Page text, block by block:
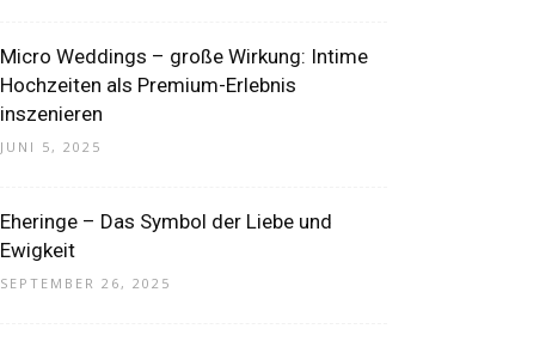
Micro Weddings – große Wirkung: Intime
Hochzeiten als Premium-Erlebnis
inszenieren
JUNI 5, 2025
Eheringe – Das Symbol der Liebe und
Ewigkeit
SEPTEMBER 26, 2025